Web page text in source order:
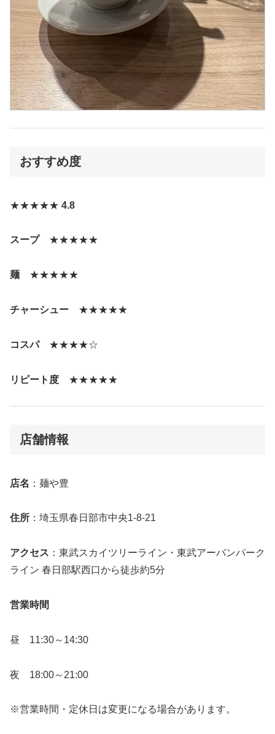
おすすめ度
★★★★★ 4.8
スープ★★★★★
麺 ★★★★★
チャーシュー ★★★★★
コスパ★★★★☆
リピート度 ★★★★★
店舗情報
店名 ：麺や豊
住所 ：埼玉県春日部市中央1-8-21
アクセス ：東武スカイツリーライン・東武アーバンパーク
ライン 春日部駅西口から徒歩約5分
営業時間
昼 11:30～14:30
夜 18:00～21:00
※営業時間・定休日は変更になる場合があります。